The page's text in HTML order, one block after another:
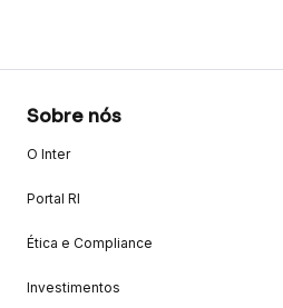
Sobre nós
O Inter
Portal RI
Ética e Compliance
Investimentos